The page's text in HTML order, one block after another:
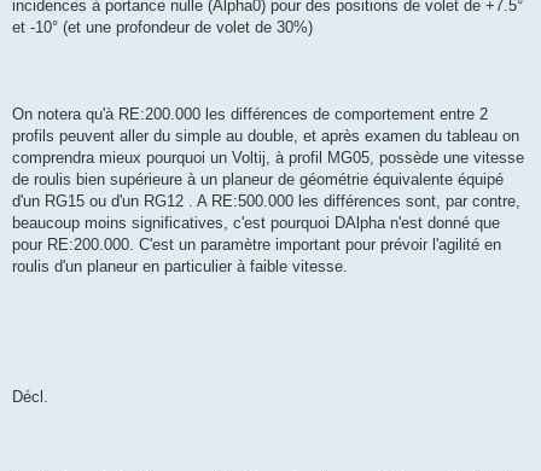
incidences à portance nulle (Alpha0) pour des positions de volet de +7.5°
et -10° (et une profondeur de volet de 30%)
On notera qu'à RE:200.000 les différences de comportement entre 2
profils peuvent aller du simple au double, et après examen du tableau on
comprendra mieux pourquoi un Voltij, à profil MG05, possède une vitesse
de roulis bien supérieure à un planeur de géométrie équivalente équipé
d'un RG15 ou d'un RG12 . A RE:500.000 les différences sont, par contre,
beaucoup moins significatives, c'est pourquoi DAlpha n'est donné que
pour RE:200.000. C'est un paramètre important pour prévoir l'agilité en
roulis d'un planeur en particulier à faible vitesse.
Décl.